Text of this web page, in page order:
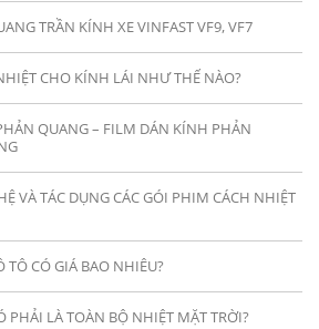
TRẦN KÍNH XE VINFAST VF9, VF7
CHO KÍNH LÁI NHƯ THẾ NÀO?
QUANG – FILM DÁN KÍNH PHẢN
VÀ TÁC DỤNG CÁC GÓI PHIM CÁCH NHIỆT
TÔ CÓ GIÁ BAO NHIÊU?
PHẢI LÀ TOÀN BỘ NHIỆT MẶT TRỜI?